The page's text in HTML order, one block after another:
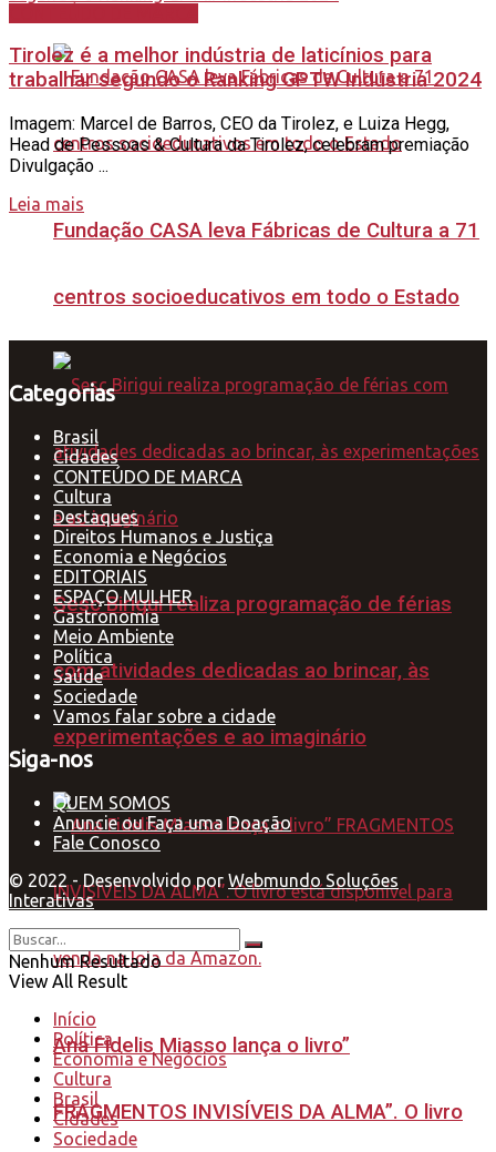
Fundação CASA leva Fábricas de Cultura a 71
centros socioeducativos em todo o Estado
Sesc Birigui realiza programação de férias
com atividades dedicadas ao brincar, às
experimentações e ao imaginário
Ana Fidelis Miasso lança o livro”
FRAGMENTOS INVISÍVEIS DA ALMA”. O livro
Tirolez é a melhor indústria de laticínios para
trabalhar segundo o Ranking GPTW Indústria 2024
Imagem: Marcel de Barros, CEO da Tirolez, e Luiza Hegg,
Head de Pessoas & Cultura da Tirolez, celebram premiação
Divulgação ...
Leia mais
Categorias
Brasil
Cidades
CONTEÚDO DE MARCA
Cultura
Destaques
Direitos Humanos e Justiça
Economia e Negócios
EDITORIAIS
ESPAÇO MULHER
Gastronomia
Meio Ambiente
Política
Saúde
Sociedade
Vamos falar sobre a cidade
Siga-nos
QUEM SOMOS
Anuncie ou Faça uma Doação
Fale Conosco
© 2022 - Desenvolvido porWebmundo Soluções
Interativas
Nenhum Resultado
View All Result
Início
Política
Economia e Negócios
Cultura
Brasil
Cidades
Sociedade